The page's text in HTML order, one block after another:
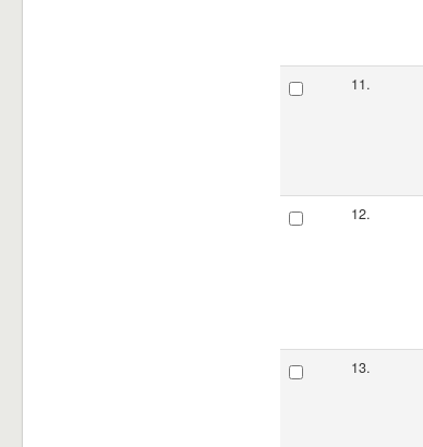
11.
12.
13.